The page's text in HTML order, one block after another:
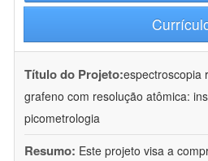
Título do Projeto:espectroscopia
grafeno com resolução atômica:
picometrologia
Resumo: Este projeto visa a